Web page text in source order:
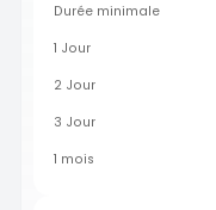
Durée minimale
1 Jour
2 Jour
3 Jour
1 mois